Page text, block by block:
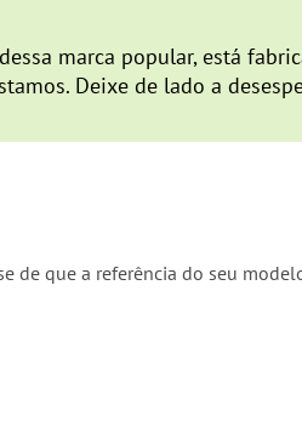
marca popular, está
Deixe de lado a
de que a referência do seu